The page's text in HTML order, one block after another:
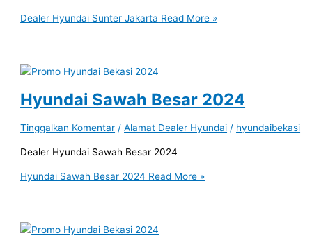
Dealer Hyundai Sunter Jakarta Read More »
Hyundai Sawah Besar 2024
Tinggalkan Komentar /Alamat Dealer Hyundai / hyundaibekasi
Dealer Hyundai Sawah Besar 2024
Hyundai Sawah Besar 2024 Read More »